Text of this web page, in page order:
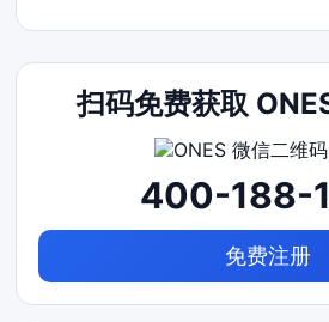
扫码免费获取
400-188-
免费注册